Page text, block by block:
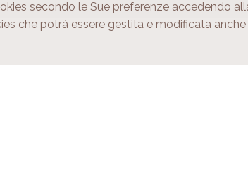
secondo le Sue preferenze accedendo
che potrà essere gestita e modificata